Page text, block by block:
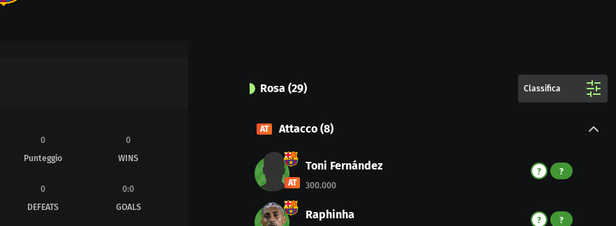
0
Punteggio
0
WINS
0
DEFEATS
0:0
GOALS
Rosa (29) Classifica
AT Attacco (8)
AT
Toni Fernández
300.000
? ?
Raphinha ? ?